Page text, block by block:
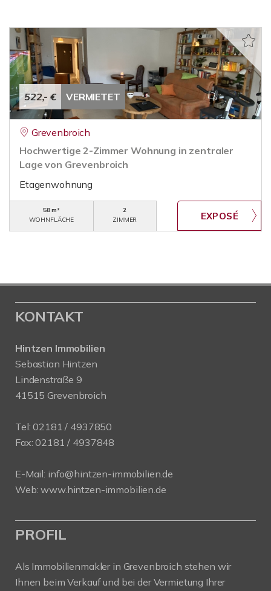
522,- € VERMIETET
Grevenbroich
Hochwertige 2-Zimmer Wohnung in zentraler
Lage von Grevenbroich
Etagenwohnung
58 m²
WOHNFLÄCHE
2
ZIMMER
KONTAKT
Hintzen Immobilien
Sebastian Hintzen
Lindenstraße 9
41515 Grevenbroich
Tel:02181 / 4937850
Fax: 02181 / 4937848
E-Mail: info@hintzen-immobilien.de
Web:www.hintzen-immobilien.de
PROFIL
Als Immobilienmakler in Grevenbroich stehen wir
Ihnen beim Verkauf und bei der Vermietung Ihrer